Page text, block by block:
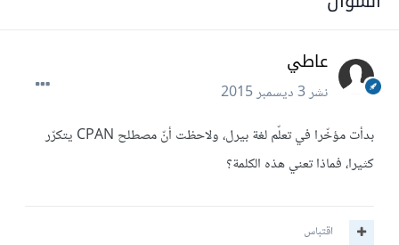
عاطي
نشر3 ديسمبر 2015
بدأت مؤخّرا في تعلّم لغة بيرل، ولاحظت أنّ مصطلح CPAN يتكرّر
كثيرا، فماذا تعني هذه الكلمة؟
اقتباس